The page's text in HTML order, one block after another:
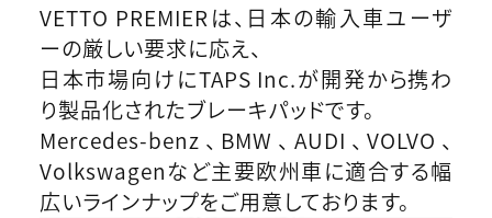
VETTO PREMIERは、日本の輸入車ユーザ
ーの厳しい要求に応え、
日本市場向けにTAPS Inc.が開発から携わ
り製品化されたブレーキパッドです。
Mercedes-benz、BMW、AUDI、VOLVO、
Volkswagenなど主要欧州車に適合する幅
広いラインナップをご用意しております。